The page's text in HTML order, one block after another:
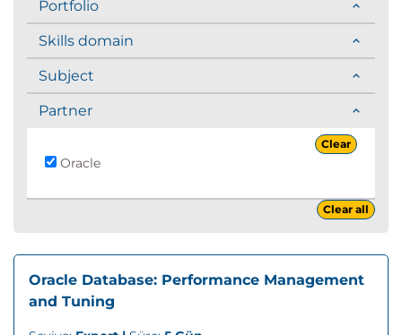
Portfolio
Skills domain
Subject
Partner
Clear
Oracle
Clear all
Oracle Database: Performance Management
and Tuning